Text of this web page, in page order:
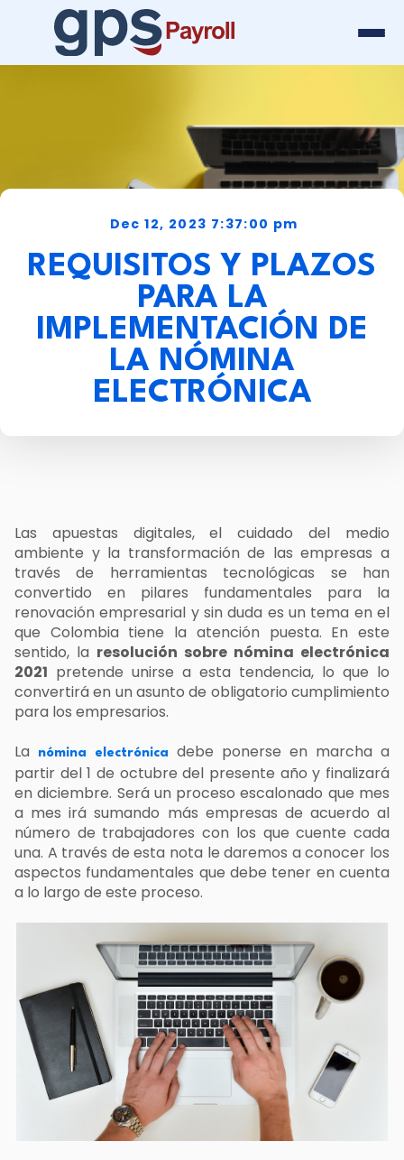
Dec 12, 2023 7:37:00 pm
REQUISITOS Y PLAZOS
PARA LA
IMPLEMENTACIÓN DE
LA NÓMINA
ELECTRÓNICA
Las apuestas digitales, el cuidado del medio
ambiente y la transformación de las empresas a
través de herramientas tecnológicas se han
convertido en pilares fundamentales para la
renovación empresarial y sin duda es un tema en el
que Colombia tiene la atención puesta. En este
sentido, la resolución sobre nómina electrónica
2021 pretende unirse a esta tendencia, lo que lo
convertirá en un asunto de obligatorio cumplimiento
para los empresarios.
La
nómina electrónica
debe ponerse en marcha a
partir del 1 de octubre del presente año y finalizará
en diciembre. Será un proceso escalonado que mes
a mes irá sumando más empresas de acuerdo al
número de trabajadores con los que cuente cada
una. A través de esta nota le daremos a conocer los
aspectos fundamentales que debe tener en cuenta
a lo largo de este proceso.